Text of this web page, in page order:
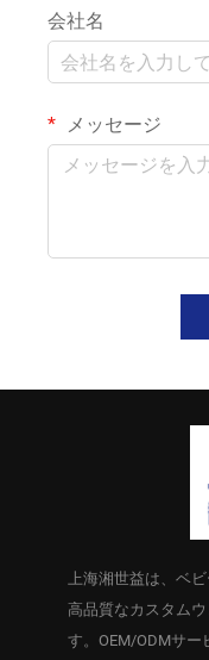
会社名
メッセージ
上海湘世益は、ベ
高品質なカスタム
す。OEM/ODMサー